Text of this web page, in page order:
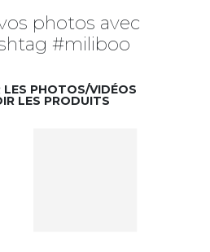
photos avec
#miliboo
LES PHOTOS/VIDÉOS
LES PRODUITS